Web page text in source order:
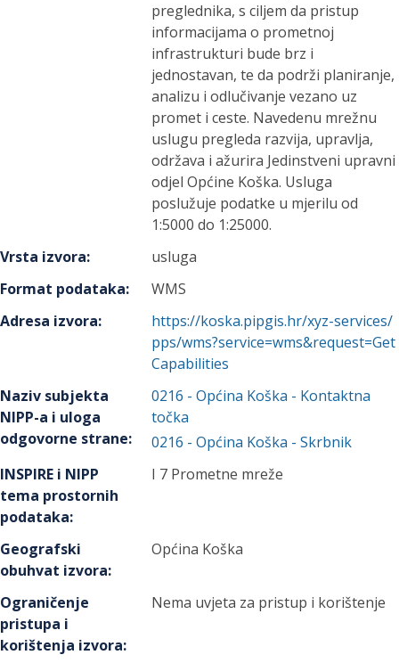
preglednika, s ciljem da pristup
informacijama o prometnoj
infrastrukturi bude brz i
jednostavan, te da podrži planiranje,
analizu i odlučivanje vezano uz
promet i ceste. Navedenu mrežnu
uslugu pregleda razvija, upravlja,
održava i ažurira Jedinstveni upravni
odjel Općine Koška. Usluga
poslužuje podatke u mjerilu od
1:5000 do 1:25000.
Vrsta izvora:
usluga
Format podataka:
WMS
Adresa izvora:
https://koska.pipgis.hr/xyz-services/
pps/wms?service=wms&request=Get
Capabilities
Naziv subjekta
NIPP-a i uloga
odgovorne strane:
0216 -Općina Koška - Kontaktna
točka
0216 -Općina Koška - Skrbnik
INSPIRE i NIPP
tema prostornih
podataka:
I 7 Prometne mreže
Geografski
obuhvat izvora:
Općina Koška
Ograničenje
pristupa i
korištenja izvora:
Nema uvjeta za pristup i korištenje